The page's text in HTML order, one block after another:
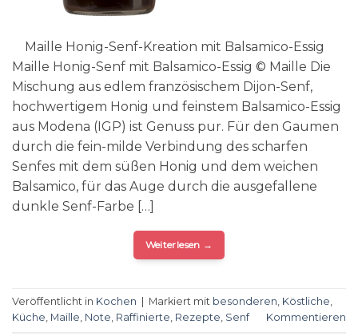
Maille Honig-Senf-Kreation mit Balsamico-Essig
Maille Honig-Senf mit Balsamico-Essig © Maille Die
Mischung aus edlem französischem Dijon-Senf,
hochwertigem Honig und feinstem Balsamico-Essig
aus Modena (IGP) ist Genuss pur. Für den Gaumen
durch die fein-milde Verbindung des scharfen
Senfes mit dem süßen Honig und dem weichen
Balsamico, für das Auge durch die ausgefallene
dunkle Senf-Farbe […]
Weiterlesen →
Veröffentlicht in Kochen Markiert mit besonderen Köstliche
Küche Maille Note Raffinierte Rezepte Senf Kommentieren